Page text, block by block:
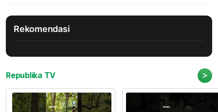
Rekomendasi
Republika TV >